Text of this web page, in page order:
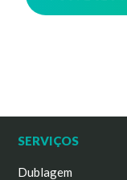
SERVIÇOS
Dublagem